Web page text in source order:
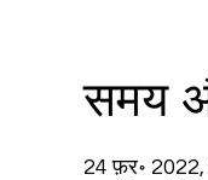
समय
24 फ़र॰